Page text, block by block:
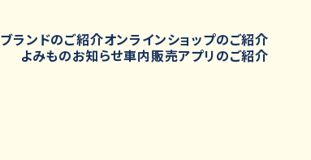
ブランドのご紹介オンラインショップのご紹介
よみものお知らせ車内販売アプリのご紹介